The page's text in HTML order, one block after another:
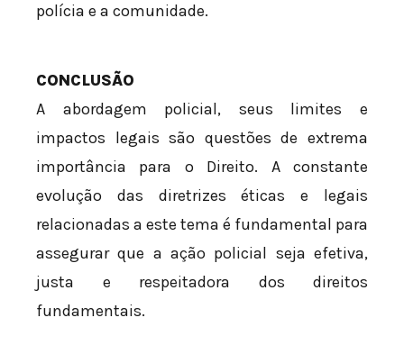
polícia e a comunidade.
CONCLUSÃO
A abordagem policial, seus limites e
impactos legais são questões de extrema
importância para o Direito. A constante
evolução das diretrizes éticas e legais
relacionadas a este tema é fundamental para
assegurar que a ação policial seja efetiva,
justa e respeitadora dos direitos
fundamentais.